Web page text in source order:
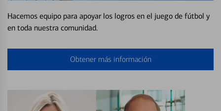
Hacemos equipo para apoyar los logros en el juego de fútbol y
en toda nuestra comunidad.
Obtener más información